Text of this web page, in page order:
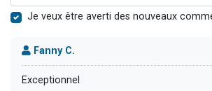
Je veux être averti des nouveaux
Fanny C.
Exceptionnel